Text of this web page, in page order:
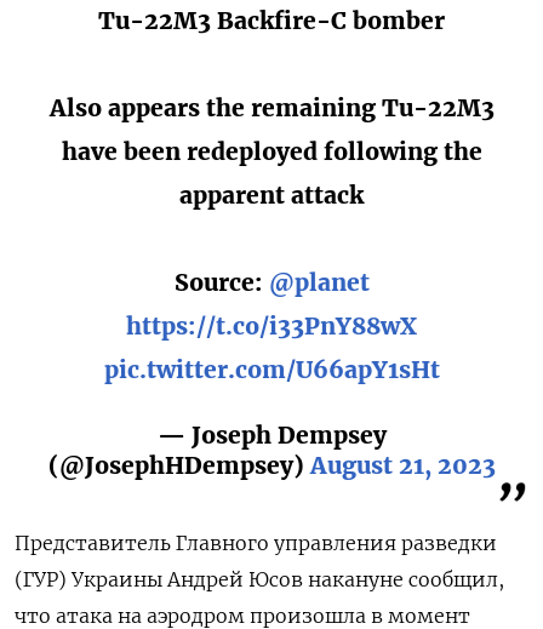
Tu-22M3 Backfire-C bomber
Also appears the remaining Tu-22M3
have been redeployed following the
apparent attack
Source: @planet
https://t.co/i33PnY88wX
pic.twitter.com/U66apY1sHt
— Joseph Dempsey
(@JosephHDempsey)August 21, 2023
Представитель Главного управления разведки
(ГУР) Украины Андрей Юсов накануне сообщил,
что атака на аэродром произошла в момент